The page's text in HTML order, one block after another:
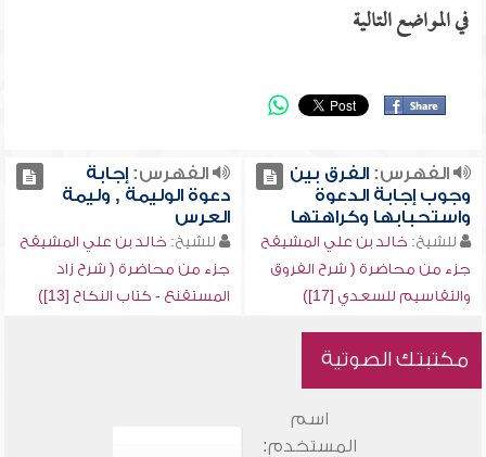
في المواضع التالية
الفهرس:الفرق بين
وجوب إجابة الدعوة
واستحبابها وكراهتها
للشيخ: خالد بن علي المشيقح
جزء من محاضرة ( شرح الفروق
والتقاسيم للسعدي [17])
الفهرس:إجابة
دعوة الوليمة , وليمة
العرس
للشيخ: خالد بن علي المشيقح
جزء من محاضرة ( شرح زاد
المستقنع - كتاب النكاح [13])
مكتبتك الصوتية
اسم
المستخدم: